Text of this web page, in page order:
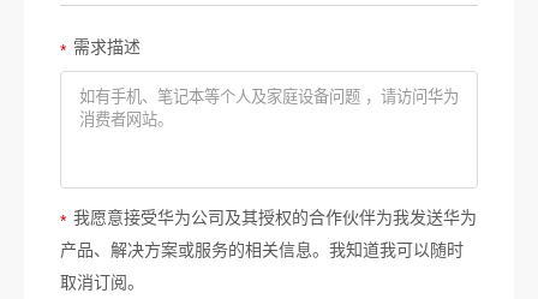
* 需求描述
* 我愿意接受华为公司及其授权的合作伙伴为我发送华为
产品、解决方案或服务的相关信息。我知道我可以随时
取消订阅。